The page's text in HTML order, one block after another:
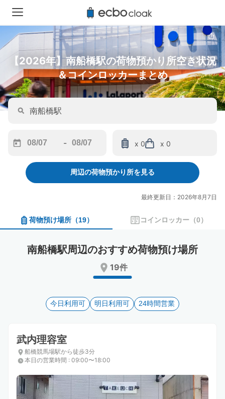
【2026年】南船橋駅の荷物預かり所空き状況
＆コインロッカーまとめ
forward
interact
calendar
and
a
date.
the
keyboard
shortcuts
for
changing
dates.
-
backward
to
interact
calendar
and
a
date.
mark
key
shortcuts
for
changing
dates.
x 0 x 0
周辺の荷物預かり所を見る
最終更新日：2026年8月7日
荷物預け場所 （19） コインロッカー （0）
南船橋駅周辺のおすすめ荷物預け場所
19件
今日利用可 明日利用可 24時間営業
武内理容室
船橋競馬場駅から徒歩3分
本日の営業時間 : 09:00〜18:00